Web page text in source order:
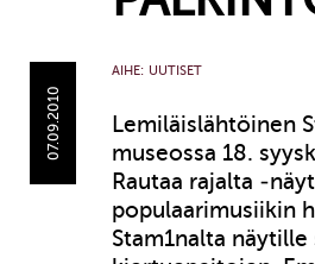
07.09.2010
AIHE: UUTISET
Lemiläislähtöinen
museossa 18.
Rautaa rajalta -
populaarimusiikin
Stam1nalta